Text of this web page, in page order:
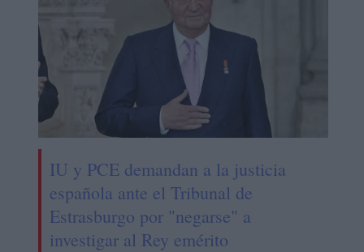
IU y PCE demandan a la justicia
española ante el Tribunal de
Estrasburgo por "negarse" a
investigar al Rey emérito